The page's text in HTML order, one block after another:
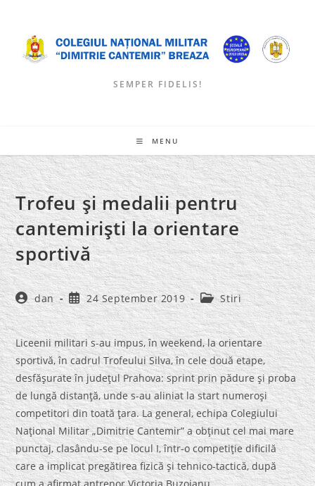
content
SEMPER FIDELIS!
MENU
Trofeu şi medalii pentru
cantemirişti la orientare
sportivă
Post
author:
dan
Post
published:
24 September 2019
Post
category:
Stiri
Liceenii militari s-au impus, în weekend, la orientare
sportivă, în cadrul Trofeului Silva, în cele două etape,
desfăşurate în judeţul Prahova: sprint prin pădure şi proba
de lungă distanţă, unde s-au aliniat la start numeroşi
competitori din toată ţara. La general, echipa Colegiului
Naţional Militar „Dimitrie Cantemir” a obţinut cel mai mare
punctaj, clasându-se pe locul I, într-o competiţie dificilă
care a implicat pregătirea fizică şi tehnico-tactică, după